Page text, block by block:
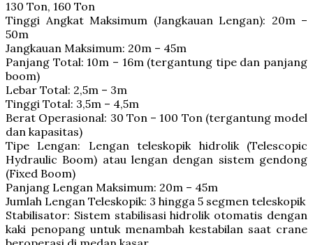
130 Ton, 160 Ton
Tinggi Angkat Maksimum (Jangkauan Lengan): 20m –
50m
Jangkauan Maksimum: 20m – 45m
Panjang Total: 10m – 16m (tergantung tipe dan panjang
boom)
Lebar Total: 2,5m – 3m
Tinggi Total: 3,5m – 4,5m
Berat Operasional: 30 Ton – 100 Ton (tergantung model
dan kapasitas)
Tipe Lengan: Lengan teleskopik hidrolik (Telescopic
Hydraulic Boom) atau lengan dengan sistem gendong
(Fixed Boom)
Panjang Lengan Maksimum: 20m – 45m
Jumlah Lengan Teleskopik: 3 hingga 5 segmen teleskopik
Stabilisator: Sistem stabilisasi hidrolik otomatis dengan
kaki penopang untuk menambah kestabilan saat crane